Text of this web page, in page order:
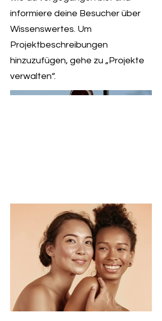
informiere deine Besucher über
Wissenswertes. Um
Projektbeschreibungen
hinzuzufügen, gehe zu „Projekte
verwalten“.